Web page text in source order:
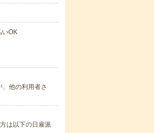
OK
他の利用者さ
は以下の日雇派